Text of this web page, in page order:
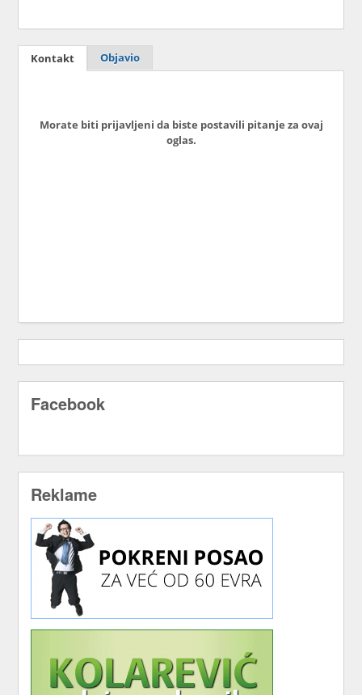
Kontakt Objavio
Morate biti prijavljeni da biste postavili pitanje za ovaj
oglas.
Facebook
Reklame